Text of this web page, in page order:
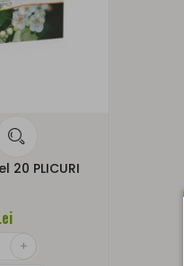
20 PLICURI